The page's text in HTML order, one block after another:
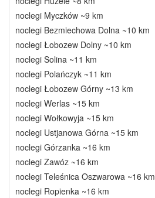
noclegi Myczków ~9 km
noclegi Bezmiechowa Dolna ~10 km
noclegi Łobozew Dolny ~10 km
noclegi Solina ~11 km
noclegi Polańczyk ~11 km
noclegi Łobozew Górny ~13 km
noclegi Werlas ~15 km
noclegi Wołkowyja ~15 km
noclegi Ustjanowa Górna ~15 km
noclegi Górzanka ~16 km
noclegi Zawóz ~16 km
noclegi Teleśnica Oszwarowa ~16 km
noclegi Ropienka ~16 km